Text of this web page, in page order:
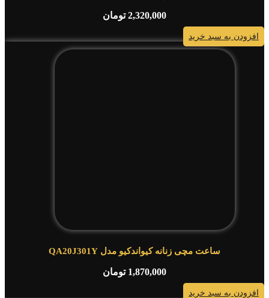
2,320,000 تومان
افزودن به سبد خرید
ساعت مچی زنانه کیواندکیو مدل QA20J301Y
1,870,000 تومان
افزودن به سبد خرید